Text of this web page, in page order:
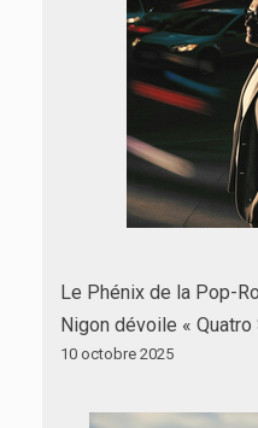
Le Phénix de la Pop-
Nigon dévoile « Quatro
10 octobre 2025